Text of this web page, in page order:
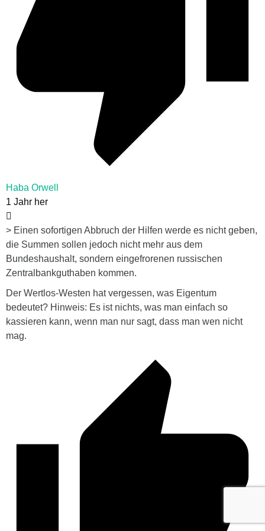
Haba Orwell
1 Jahr her
> Einen sofortigen Abbruch der Hilfen werde es nicht geben,
die Summen sollen jedoch nicht mehr aus dem
Bundeshaushalt, sondern eingefrorenen russischen
Zentralbankguthaben kommen.
Der Wertlos-Westen hat vergessen, was Eigentum
bedeutet? Hinweis: Es ist nichts, was man einfach so
kassieren kann, wenn man nur sagt, dass man wen nicht
mag.